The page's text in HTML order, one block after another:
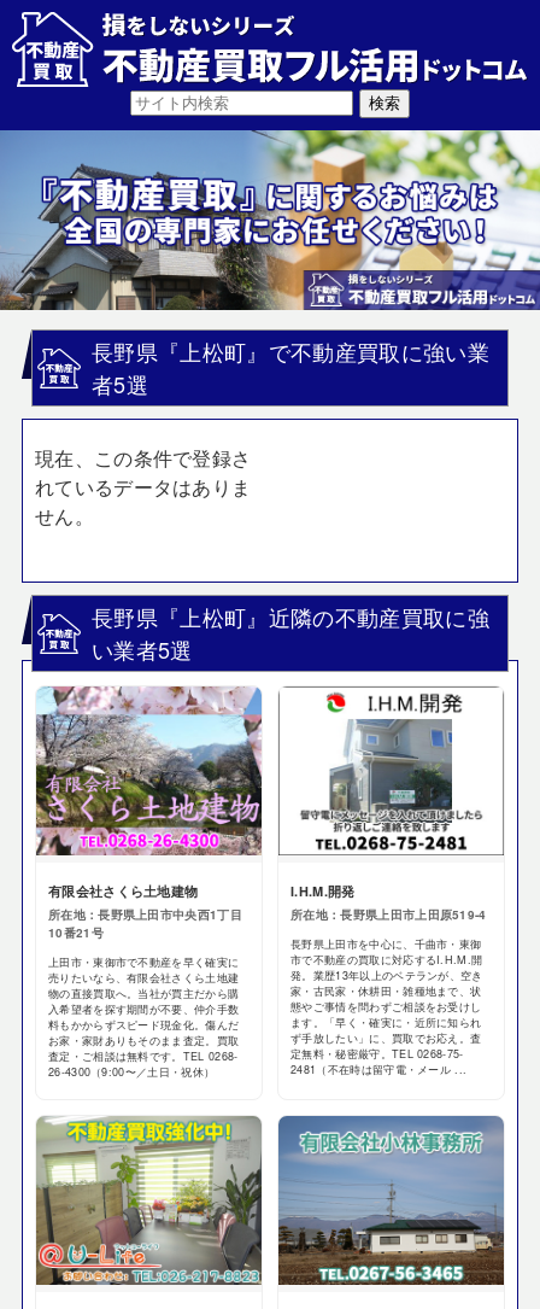
長野県『上松町』で不動産買取に強い業
者5選
現在、この条件で登録さ
れているデータはありま
せん。
長野県『上松町』近隣の不動産買取に強
い業者5選
有限会社さくら土地建物
所在地：長野県上田市中央西1丁目
10番21号
上田市・東御市で不動産を早く確実に
売りたいなら、有限会社さくら土地建
物の直接買取へ。当社が買主だから購
入希望者を探す期間が不要、仲介手数
料もかからずスピード現金化。傷んだ
お家・家財ありもそのまま査定。買取
査定・ご相談は無料です。TEL 0268-
26-4300（9:00〜／土日・祝休）
I.H.M.開発
所在地：長野県上田市上田原519-4
長野県上田市を中心に、千曲市・東御
市で不動産の買取に対応するI.H.M.開
発。業歴13年以上のベテランが、空き
家・古民家・休耕田・雑種地まで、状
態やご事情を問わずご相談をお受けし
ます。「早く・確実に・近所に知られ
ず手放したい」に、買取でお応え。査
定無料・秘密厳守。TEL 0268-75-
2481（不在時は留守電・メール ...